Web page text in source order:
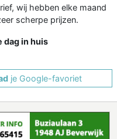
wij hebben elke maand
scherpe prijzen.
dag in huis
je Google-favoriet